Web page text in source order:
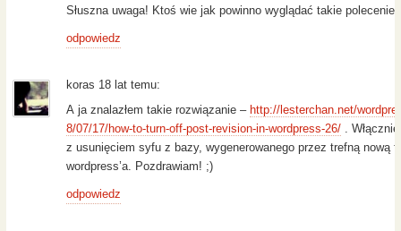
Słuszna uwaga! Ktoś wie jak powinno wyglądać takie polecenie
odpowiedz
koras 18 lat temu:
A ja znalazłem takie rozwiązanie – http://lesterchan.net/
8/07/17/how-to-turn-off-post-revision-in-wordpress-26/ . Włącznie
z usunięciem syfu z bazy, wygenerowanego przez trefną nową
wordpress’a. Pozdrawiam! ;)
odpowiedz